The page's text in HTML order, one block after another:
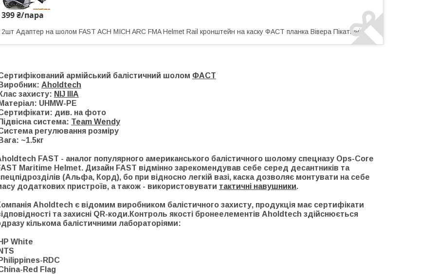
399 ₴/пара
2шт Адаптер на шолом FAST ACH MICH ARC FMA Helmet Rail кронштейн на каску ФАСТ планка Вівера Пікатінні
армійський балістичний шолом ФАСТ
Aholdtech
захисту: NIJ IIIA
UHMW-PE
див. на фото
система: Team Wendy
регулювання розміру
~1.5кг
FAST - аналог популярного американського балістичного шолому спецназу Ops-Core
Maritime Helmet. Дизайн FAST відмінно зарекомендував себе серед десантників та
(Альфа, Корд), бо при відносно легкій вазі, каска дозволяє монтувати на себе
додаткових пристроїв, а також - використовувати тактичні навушники.
Aholdtech є відомим виробником балістичного захисту, продукція має сертифікати
та захисні QR-коди.Контроль якості бронеелементів Aholdtech здійснюється
кількома балістичними лабораторіями:
White
RDC
Red Flag